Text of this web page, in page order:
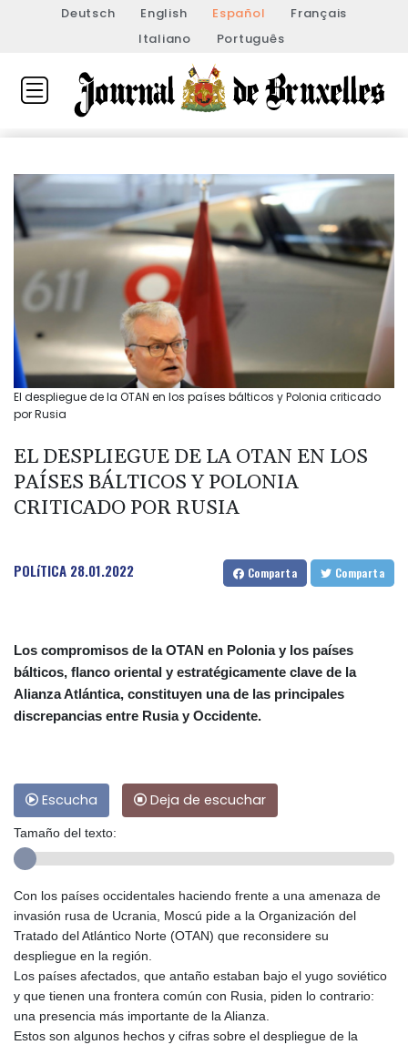
Deutsch English Español
Français
Italiano
Português
El despliegue de la OTAN en los países bálticos y Polonia criticado
por Rusia
EL DESPLIEGUE DE LA OTAN EN LOS
PAÍSES BÁLTICOS Y POLONIA
CRITICADO POR RUSIA
POLíTICA 28.01.2022 Comparta Comparta
Los compromisos de la OTAN en Polonia y los países
bálticos, flanco oriental y estratégicamente clave de la
Alianza Atlántica, constituyen una de las principales
discrepancias entre Rusia y Occidente.
Escucha Deja de escuchar
Tamaño del texto:
Con los países occidentales haciendo frente a una amenaza de
invasión rusa de Ucrania, Moscú pide a la Organización del
Tratado del Atlántico Norte (OTAN) que reconsidere su
despliegue en la región.
Los países afectados, que antaño estaban bajo el yugo soviético
y que tienen una frontera común con Rusia, piden lo contrario:
una presencia más importante de la Alianza.
Estos son algunos hechos y cifras sobre el despliegue de la